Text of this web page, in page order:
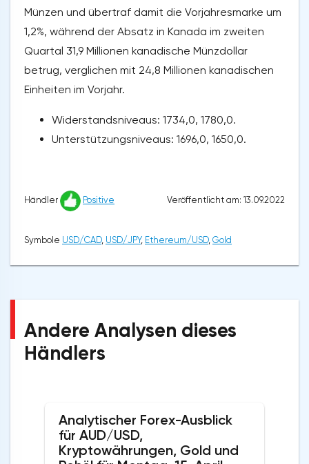
Münzen und übertraf damit die Vorjahresmarke um
1,2%, während der Absatz in Kanada im zweiten
Quartal 31,9 Millionen kanadische Münzdollar
betrug, verglichen mit 24,8 Millionen kanadischen
Einheiten im Vorjahr.
Widerstandsniveaus: 1734,0, 1780,0.
Unterstützungsniveaus: 1696,0, 1650,0.
Händler Positive Veröffentlicht am: 13.09.2022
Symbole USD/CAD, USD/JPY, Ethereum/USD, Gold
Andere Analysen dieses
Händlers
Analytischer Forex-Ausblick
für AUD/USD,
Kryptowährungen, Gold und